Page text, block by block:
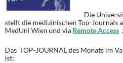
Die
stellt die medizinischen Top-Journals
MedUni Wien und via Remote Access
Das TOP-JOURNAL des Monats im
ist: